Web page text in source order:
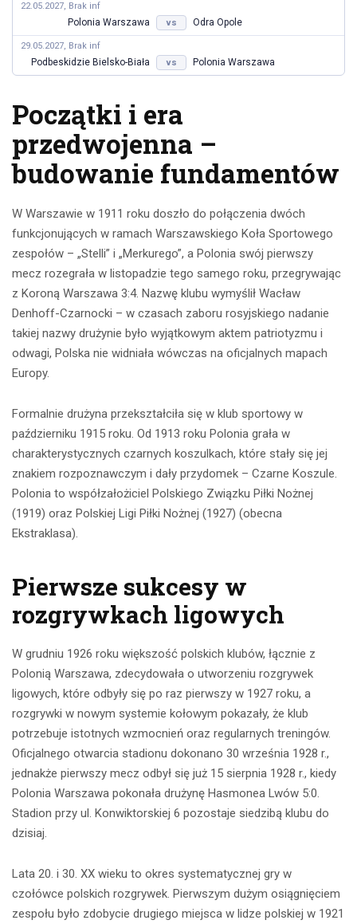
22.05.2027, Brak inf
Polonia Warszawa vs Odra Opole
29.05.2027, Brak inf
Podbeskidzie Bielsko-Biała vs Polonia Warszawa
Początki i era
przedwojenna –
budowanie fundamentów
W Warszawie w 1911 roku doszło do połączenia dwóch
funkcjonujących w ramach Warszawskiego Koła Sportowego
zespołów – „Stelli” i „Merkurego”, a Polonia swój pierwszy
mecz rozegrała w listopadzie tego samego roku, przegrywając
z Koroną Warszawa 3:4. Nazwę klubu wymyślił Wacław
Denhoff-Czarnocki – w czasach zaboru rosyjskiego nadanie
takiej nazwy drużynie było wyjątkowym aktem patriotyzmu i
odwagi, Polska nie widniała wówczas na oficjalnych mapach
Europy.
Formalnie drużyna przekształciła się w klub sportowy w
październiku 1915 roku. Od 1913 roku Polonia grała w
charakterystycznych czarnych koszulkach, które stały się jej
znakiem rozpoznawczym i dały przydomek – Czarne Koszule.
Polonia to współzałożiciel Polskiego Związku Piłki Nożnej
(1919) oraz Polskiej Ligi Piłki Nożnej (1927) (obecna
Ekstraklasa).
Pierwsze sukcesy w
rozgrywkach ligowych
W grudniu 1926 roku większość polskich klubów, łącznie z
Polonią Warszawa, zdecydowała o utworzeniu rozgrywek
ligowych, które odbyły się po raz pierwszy w 1927 roku, a
rozgrywki w nowym systemie kołowym pokazały, że klub
potrzebuje istotnych wzmocnień oraz regularnych treningów.
Oficjalnego otwarcia stadionu dokonano 30 września 1928 r.,
jednakże pierwszy mecz odbył się już 15 sierpnia 1928 r., kiedy
Polonia Warszawa pokonała drużynę Hasmonea Lwów 5:0.
Stadion przy ul. Konwiktorskiej 6 pozostaje siedzibą klubu do
dzisiaj.
Lata 20. i 30. XX wieku to okres systematycznej gry w
czołówce polskich rozgrywek. Pierwszym dużym osiągnięciem
zespołu było zdobycie drugiego miejsca w lidze polskiej w 1921